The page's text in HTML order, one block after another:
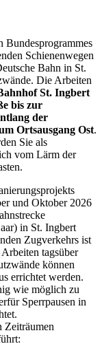
Bundesprogrammes
Schienenwegen
Bahn in St.
Die Arbeiten
St. Ingbert
bis zur
der
Ortsausgang Ost.
Sie als
vom Lärm der
und Oktober 2026
in St. Ingbert
Zugverkehrs ist
tagsüber
können
errichtet werden.
wie möglich zu
Sperrpausen in
Zeiträumen